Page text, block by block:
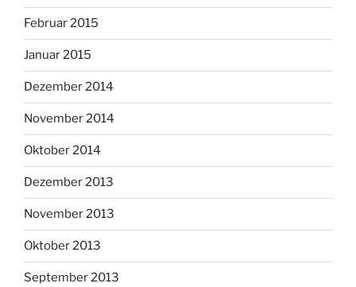
Februar 2015
Januar 2015
Dezember 2014
November 2014
Oktober 2014
Dezember 2013
November 2013
Oktober 2013
September 2013